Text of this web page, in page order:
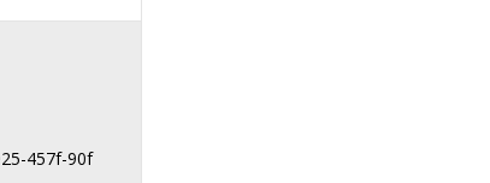
457f-90f